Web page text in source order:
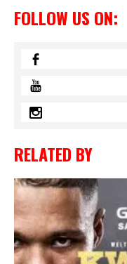
FOLLOW US ON:
RELATED BY